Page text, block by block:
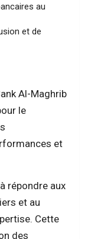
au
et de
Al-Maghrib
le
et
répondre aux
et au
Cette
des